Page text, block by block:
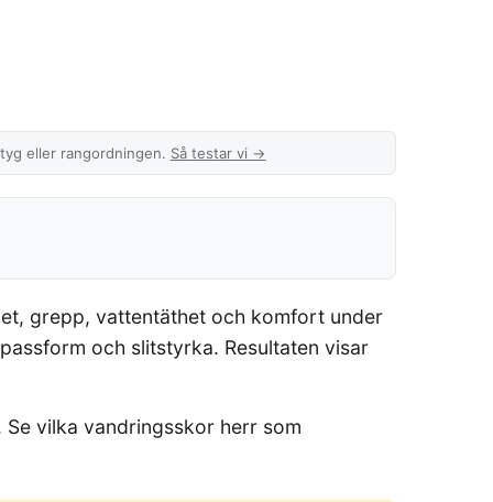
eller rangordningen. Så testar vi →
grepp, vattentäthet och komfort under
och slitstyrka. Resultaten visar
vilka vandringsskor herr som